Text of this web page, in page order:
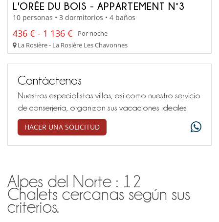
L'ORÉE DU BOIS - APPARTEMENT N°3
10 personas • 3 dormitorios • 4 baños
436 € - 1 136 €
Por noche
La Rosière - La Rosière Les Chavonnes
Contáctenos
Nuestros especialistas villas, así como nuestro servicio
de conserjería, organizan sus vacaciones ideales
HACER UNA SOLICITUD
Alpes del Norte : 12
Chalets cercanas según sus
criterios.